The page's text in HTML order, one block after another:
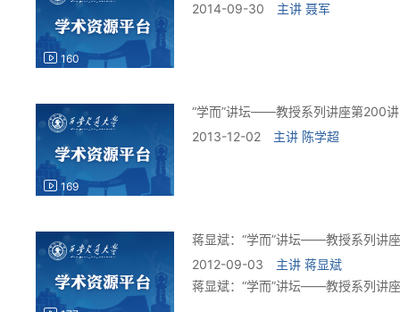
160
2014-09-30
主讲 聂军
169
“学而”讲坛——教授系列讲座第200讲
2013-12-02
主讲 陈学超
蒋显斌：“学而”讲坛——教授系列讲
2012-09-03
主讲 蒋显斌
蒋显斌：“学而”讲坛——教授系列讲